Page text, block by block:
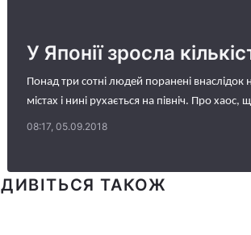
У Японії зросла
Понад три сотні людей поранені внаслідок
містах і нині рухається на північ. Про хаос,
08:17, 05.09.2018
ДИВІТЬСЯ ТАКОЖ